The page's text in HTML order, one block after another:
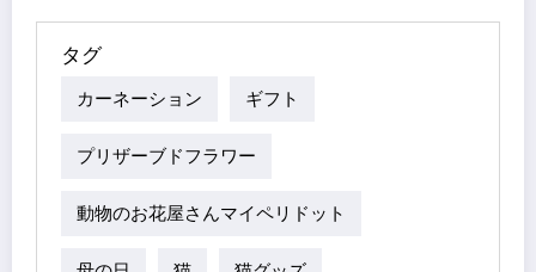
タグ
カーネーション ギフト
プリザーブドフラワー
動物のお花屋さんマイペリドット